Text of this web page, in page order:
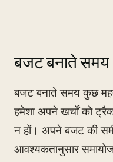
बजट बनाते समय
बजट बनाते समय कुछ
हमेशा अपने खर्चों को
न हों। अपने बजट की
आवश्यकतानुसार